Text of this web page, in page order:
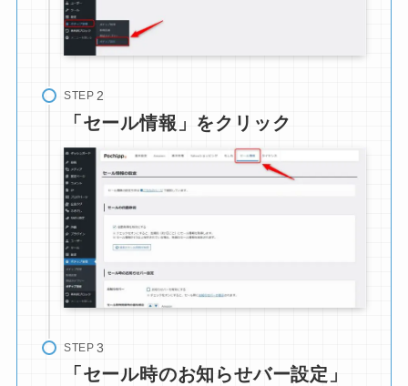
STEP
「セール情報」をクリック
STEP
「セール時のお知らせバー設定」